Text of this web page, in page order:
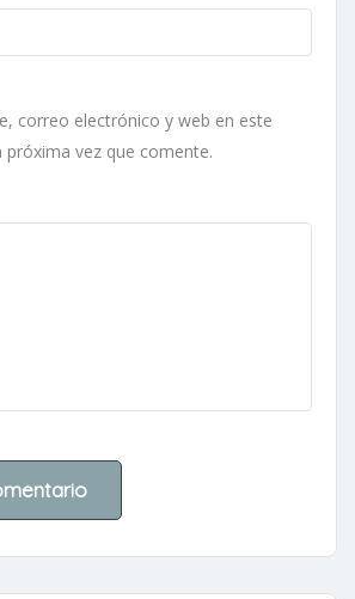
correo electrónico y web en este
próxima vez que comente.